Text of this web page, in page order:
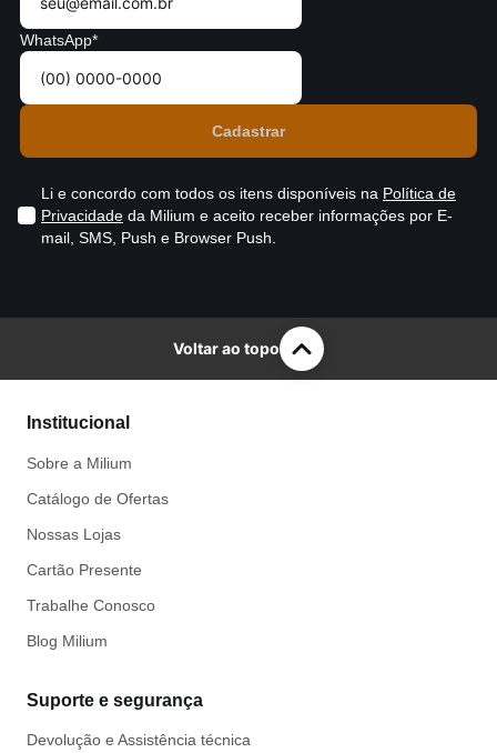
WhatsApp*
Li e concordo com todos os itens disponíveis na Política de
Privacidade da Milium e aceito receber informações por E-
mail, SMS, Push e Browser Push.
Voltar ao topo
Institucional
Sobre a Milium
Catálogo de Ofertas
Nossas Lojas
Cartão Presente
Trabalhe Conosco
Blog Milium
Suporte e segurança
Devolução e Assistência técnica